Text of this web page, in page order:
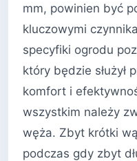
mm, powinien być
kluczowymi
specyfiki ogrodu
który będzie służył
komfort i
wszystkim należy
węża. Zbyt krótki
podczas gdy zbyt